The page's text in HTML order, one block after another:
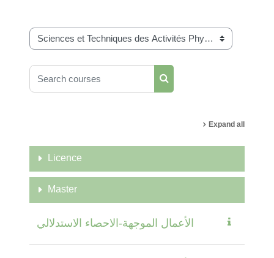
Course categories
Search courses
Search courses
Expand all
Licence
Master
الأعمال الموجهة-الاحصاء الاستدلالي